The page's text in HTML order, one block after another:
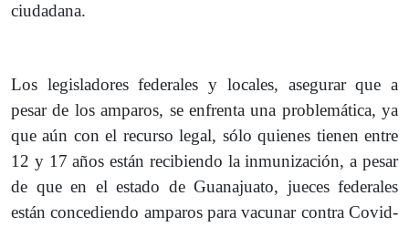
ciudadana.
Los legisladores federales y locales, asegurar que a
pesar de los amparos, se enfrenta una problemática, ya
que aún con el recurso legal, sólo quienes tienen entre
12 y 17 años están recibiendo la inmunización, a pesar
de que en el estado de Guanajuato, jueces federales
están concediendo amparos para vacunar contra Covid-